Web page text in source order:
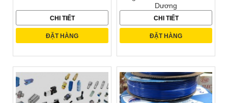
CHI TIẾT
ĐẶT HÀNG
Dương
CHI TIẾT
ĐẶT HÀNG